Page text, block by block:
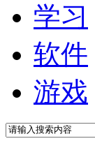
学习
软件
游戏